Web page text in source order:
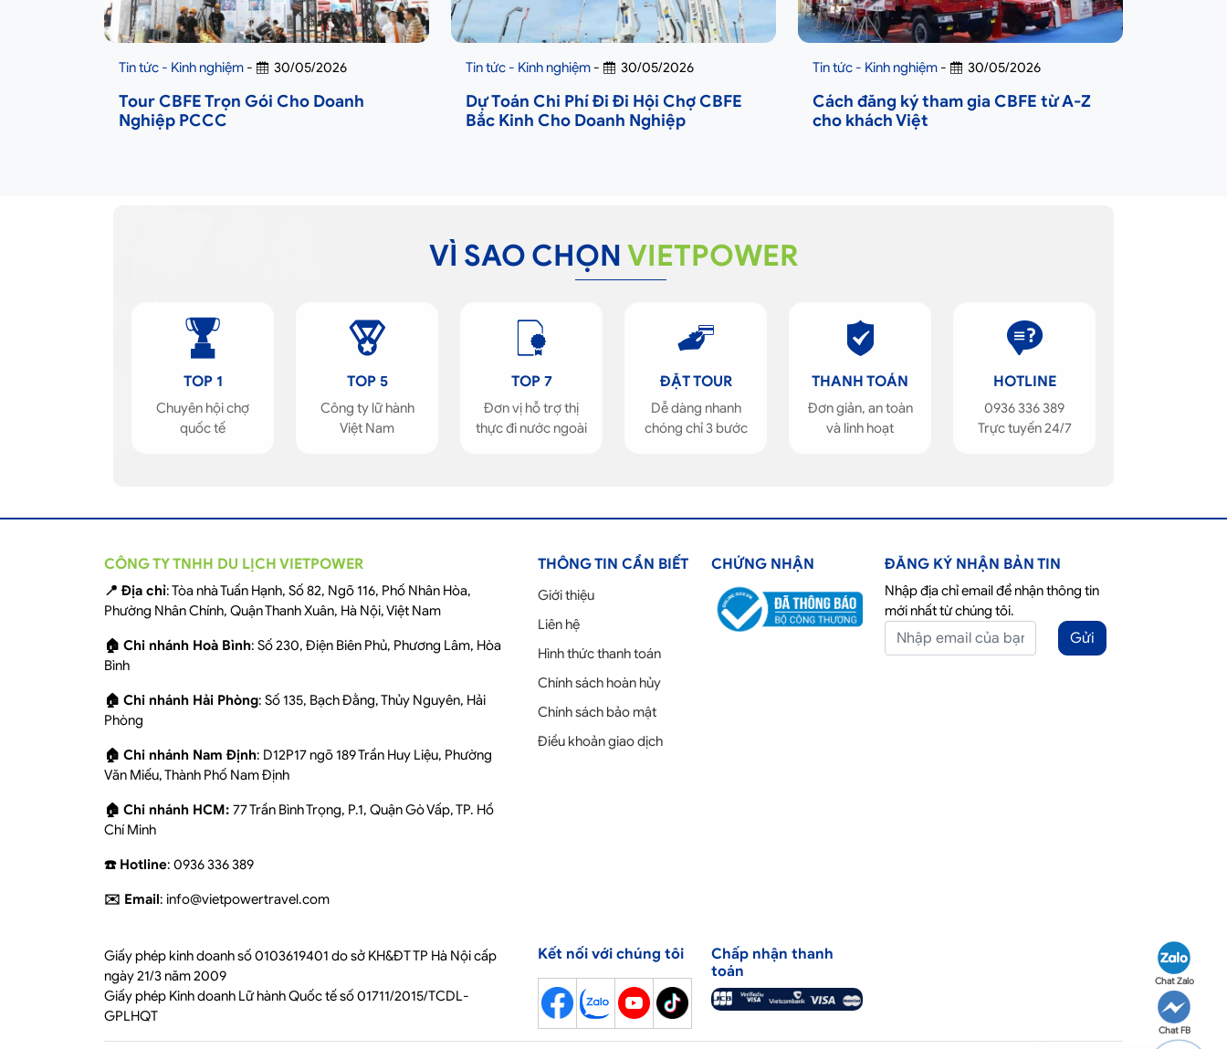
Chat Zalo
Chat FB
Tin tức - Kinh nghiệm - 30/05/2026
Tour CBFE Trọn Gói Cho Doanh
Nghiệp PCCC
Tin tức - Kinh nghiệm - 30/05/2026
Dự Toán Chi Phí Đi Đi Hội Chợ CBFE
Bắc Kinh Cho Doanh Nghiệp
Tin tức - Kinh nghiệm - 30/05/2026
Cách đăng ký tham gia CBFE từ A-Z
cho khách Việt
VÌ SAO CHỌN VIETPOWER
TOP 1
Chuyên hội chợ
quốc tế
TOP 5
Công ty lữ hành
Việt Nam
TOP 7
Đơn vị hỗ trợ thị
thực đi nước ngoài
ĐẶT TOUR
Dễ dàng nhanh
chóng chỉ 3 bước
THANH TOÁN
Đơn giản, an toàn
và linh hoạt
HOTLINE
0936 336 389
Trực tuyến 24/7
CÔNG TY TNHH DU LỊCH VIETPOWER
📍 Địa chỉ: Tòa nhà Tuấn Hạnh, Số 82, Ngõ 116, Phố Nhân Hòa,
Phường Nhân Chính, Quận Thanh Xuân, Hà Nội, Việt Nam
🏠 Chi nhánh Hoà Bình: Số 230, Điện Biên Phủ, Phương Lâm, Hòa
Bình
🏠 Chi nhánh Hải Phòng: Số 135, Bạch Đằng, Thủy Nguyên, Hải
Phòng
🏠 Chi nhánh Nam Định: D12P17 ngõ 189 Trần Huy Liệu, Phường
Văn Miếu, Thành Phố Nam Định
🏠 Chi nhánh HCM: 77 Trần Bình Trọng, P.1, Quận Gò Vấp, TP. Hồ
Chí Minh
☎️ Hotline: 0936 336 389
✉️ Email: info@vietpowertravel.com
THÔNG TIN CẦN BIẾT
Giới thiệu
Liên hệ
Hình thức thanh toán
Chính sách hoàn hủy
Chính sách bảo mật
Điều khoản giao dịch
CHỨNG NHẬN ĐĂNG KÝ NHẬN BẢN TIN
Nhập địa chỉ email để nhận thông tin
mới nhất từ chúng tôi.
Gửi
Giấy phép kinh doanh số 0103619401 do sở KH&ĐT TP Hà Nội cấp
ngày 21/3 năm 2009
Giấy phép Kinh doanh Lữ hành Quốc tế số 01711/2015/TCDL-
GPLHQT
Kết nối với chúng tôi
Chấp nhận thanh
toán